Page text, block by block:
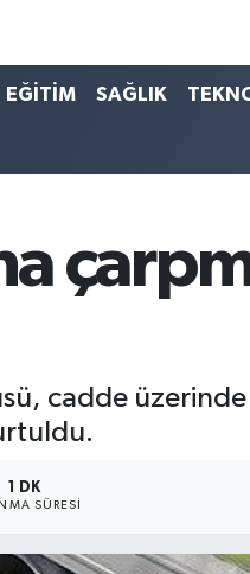
EĞİTİM SAĞLIK
cadde
1 DK
SÜRESI